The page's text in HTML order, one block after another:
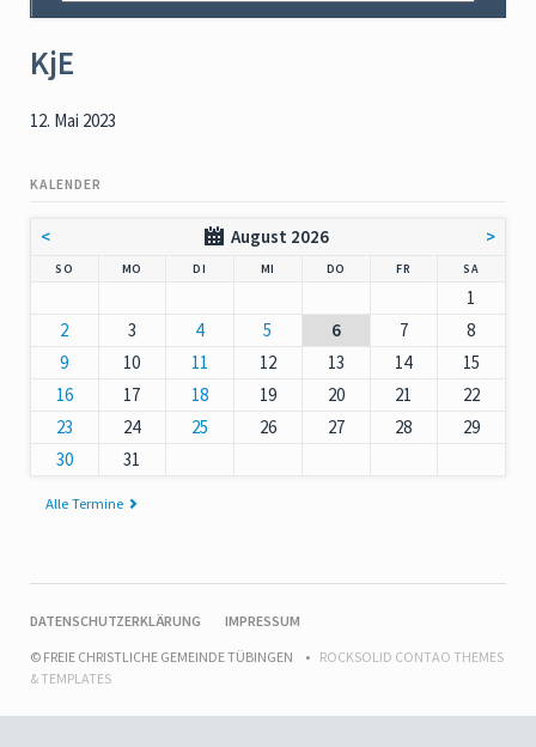
überspringen
KjE
12. Mai 2023
KALENDER
< August 2026 >
SO MO DI MI DO NNERSTAG
FR SAMSTAG
1
2
3 4 5 6 7
8
9
10 11 12 13 14
15
16
17 18 19 20 21
22
23
24 25 26 27 28
29
30
31
Alle Termine
NAVIGATION
DATENSCHUTZERKLÄRUNG
IMPRESSUM
© FREIE CHRISTLICHE GEMEINDE TÜBINGEN
ROCKSOLID CONTAO THEMES
& TEMPLATES